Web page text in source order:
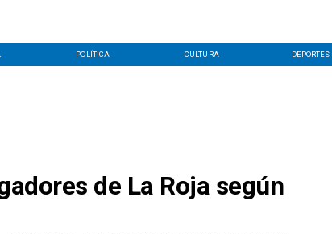
POLÍTICA CULTURA DEPORTES
de La Roja según